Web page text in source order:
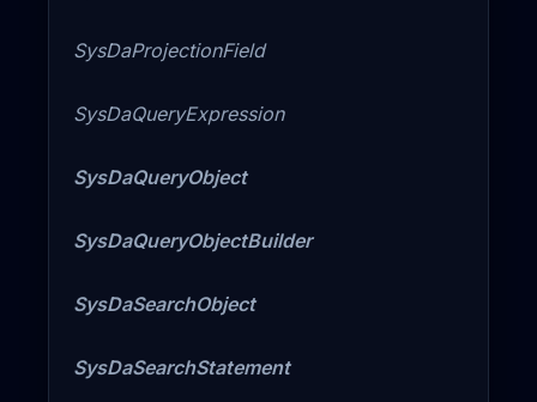
SysDaProjectionField
SysDaQueryExpression
SysDaQueryObject
SysDaQueryObjectBuilder
SysDaSearchObject
SysDaSearchStatement